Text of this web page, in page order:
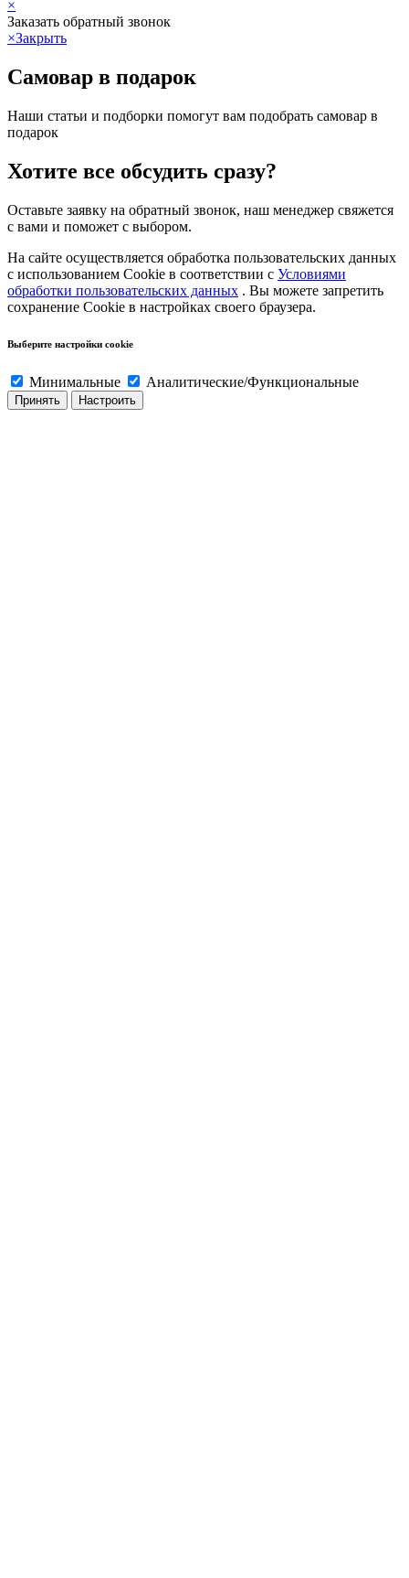
×
Заказать обратный звонок
×Закрыть
Самовар в подарок
Наши статьи и подборки помогут вам подобрать самовар в
подарок
Хотите все обсудить сразу?
Оставьте заявку на обратный звонок, наш менеджер свяжется
с вами и поможет с выбором.
На сайте осуществляется обработка пользовательских данных
с использованием Cookie в соответствии с Условиями
обработки пользовательских данных . Вы можете запретить
сохранение Cookie в настройках своего браузера.
Выберите настройки cookie
Минимальные Аналитические/Функциональные
Принять Настроить